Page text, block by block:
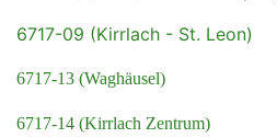
6717-09 (Kirrlach - St. Leon)
6717-13 (Waghäusel)
6717-14 (Kirrlach Zentrum)